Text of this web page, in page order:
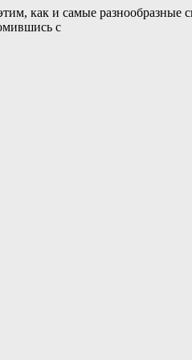
как и самые разнообразные
с